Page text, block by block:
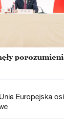
Europejska